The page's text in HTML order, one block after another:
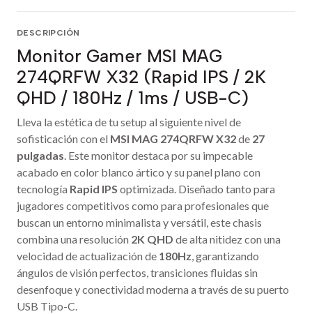
DESCRIPCIÓN
Monitor Gamer MSI MAG
274QRFW X32 (Rapid IPS / 2K
QHD / 180Hz / 1ms / USB-C)
Lleva la estética de tu setup al siguiente nivel de
sofisticación con el MSI MAG 274QRFW X32de 27
pulgadas. Este monitor destaca por su impecable
acabado en color blanco ártico y su panel plano con
tecnología Rapid IPS optimizada. Diseñado tanto para
jugadores competitivos como para profesionales que
buscan un entorno minimalista y versátil, este chasis
combina una resolución 2K QHD de alta nitidez con una
velocidad de actualización de 180Hz, garantizando
ángulos de visión perfectos, transiciones fluidas sin
desenfoque y conectividad moderna a través de su puerto
USB Tipo-C.